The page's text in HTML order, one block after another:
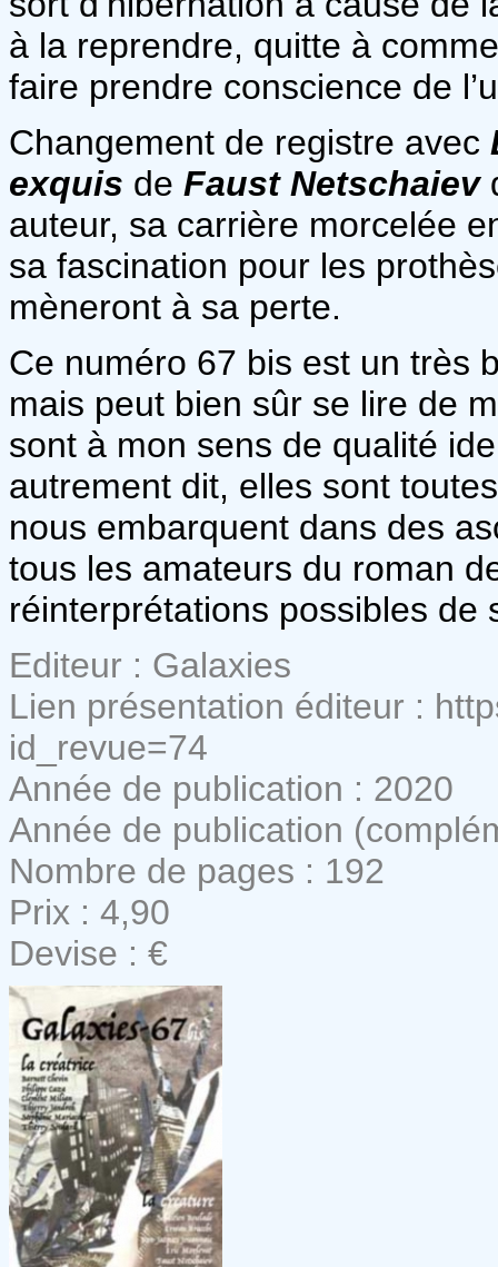
à la reprendre, quitte à
faire prendre conscience de
Changement de registre avec
exquis de Faust Netschaiev
auteur, sa carrière morcelée
sa fascination pour les
mèneront à sa perte.
Ce numéro 67 bis est un très
mais peut bien sûr se lire de
sont à mon sens de qualité
autrement dit, elles sont
nous embarquent dans des
tous les amateurs du roman
réinterprétations possibles
Editeur : Galaxies
Lien présentation éditeur :
id_revue=74
Année de publication : 2020
Année de publication
Nombre de pages : 192
Prix : 4,90
Devise : €